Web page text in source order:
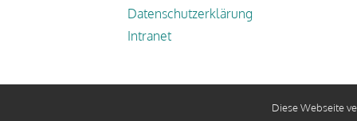
Datenschutzerklärung
Intranet
Diese Webseite